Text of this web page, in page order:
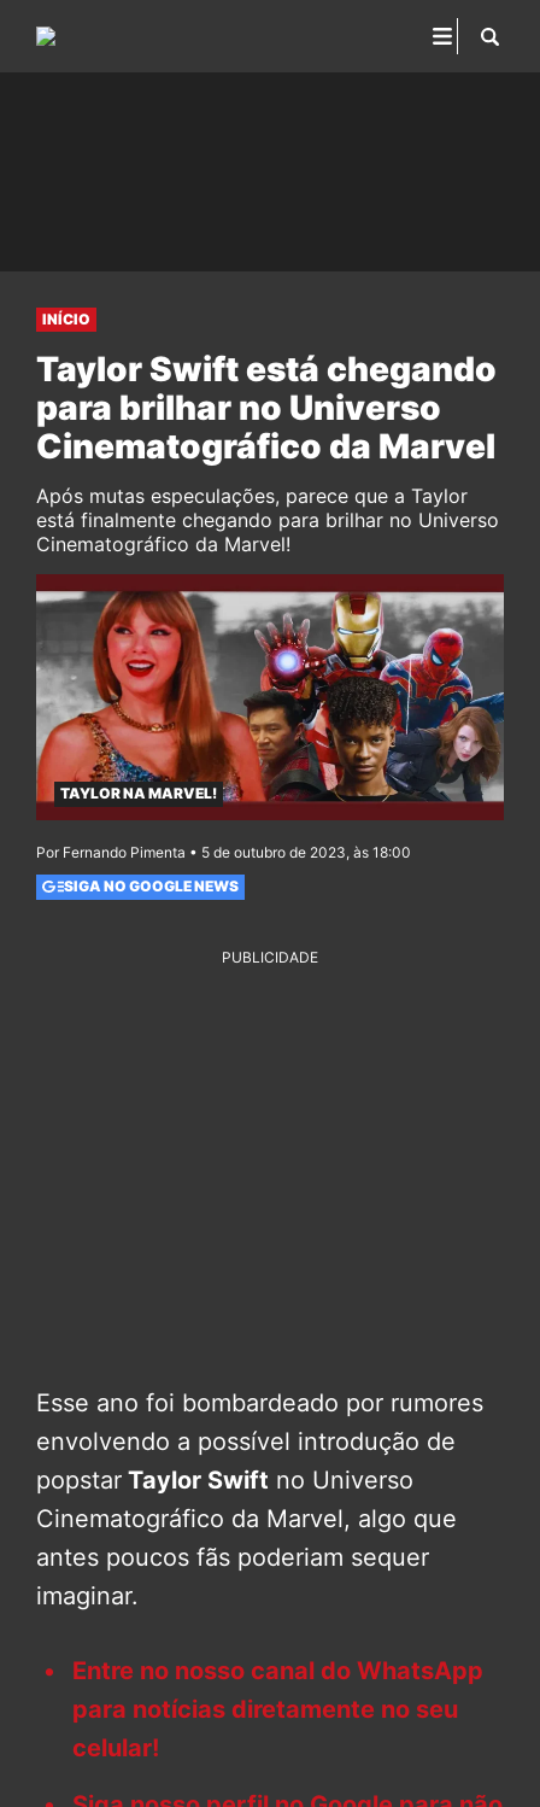
INÍCIO
Taylor Swift está chegando
para brilhar no Universo
Cinematográfico da Marvel
Após mutas especulações, parece que a Taylor
está finalmente chegando para brilhar no Universo
Cinematográfico da Marvel!
TAYLOR NA MARVEL!
Por Fernando Pimenta • 5 de outubro de 2023, às 18:00
SIGA NO GOOGLE NEWS
PUBLICIDADE
Esse ano foi bombardeado por rumores
envolvendo a possível introdução de
popstar Taylor Swift no Universo
Cinematográfico da Marvel, algo que
antes poucos fãs poderiam sequer
imaginar.
Entre no nosso canal do WhatsApp
para notícias diretamente no seu
celular!